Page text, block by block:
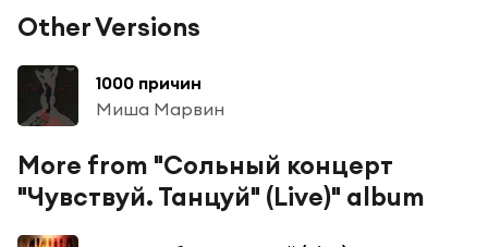
Other Versions
1000 причин
Миша Марвин
More from "Сольный концерт
"Чувствуй. Танцуй" (Live)" album